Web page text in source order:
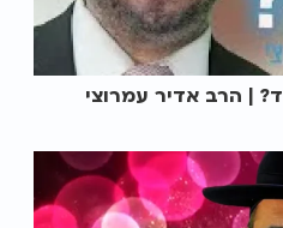
| הרב אדיר עמרוצי